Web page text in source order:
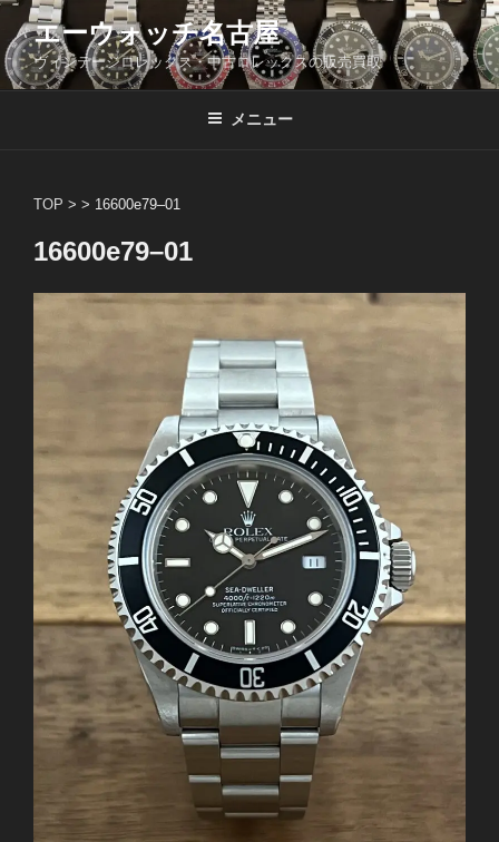
コ
ン
テ
ン
エーウォッチ名古屋
ヴィンテージロレックス・中古ロレックスの販売買取
メニュー
TOP > > 16600e79–01
16600e79–01